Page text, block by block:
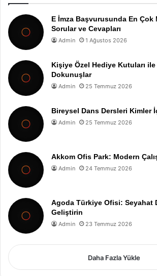
E İmza Başvurusunda En Çok
Sorular ve Cevapları
Admin 1 Ağustos 2026
Kişiye Özel Hediye Kutuları ile
Dokunuşlar
Admin 25 Temmuz 2026
Bireysel Dans Dersleri Kimler
Admin 25 Temmuz 2026
Akkom Ofis Park: Modern
Admin 24 Temmuz 2026
Agoda Türkiye Ofisi: Seyahat
Geliştirin
Admin 23 Temmuz 2026
Daha Fazla Yükle